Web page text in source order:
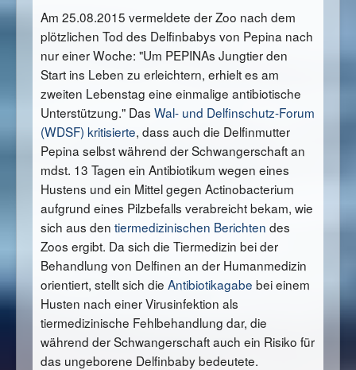
Am 25.08.2015 vermeldete der Zoo nach dem
plötzlichen Tod des Delfinbabys von Pepina nach
nur einer Woche: "Um PEPINAs Jungtier den
Start ins Leben zu erleichtern, erhielt es am
zweiten Lebenstag eine einmalige antibiotische
Unterstützung." Das Wal- und Delfinschutz-Forum
(WDSF) kritisierte, dass auch die Delfinmutter
Pepina selbst während der Schwangerschaft an
mdst. 13 Tagen ein Antibiotikum wegen eines
Hustens und ein Mittel gegen Actinobacterium
aufgrund eines Pilzbefalls verabreicht bekam, wie
sich aus den tiermedizinischen Berichten des
Zoos ergibt. Da sich die Tiermedizin bei der
Behandlung von Delfinen an der Humanmedizin
orientiert, stellt sich die Antibiotikagabe bei einem
Husten nach einer Virusinfektion als
tiermedizinische Fehlbehandlung dar, die
während der Schwangerschaft auch ein Risiko für
das ungeborene Delfinbaby bedeutete.